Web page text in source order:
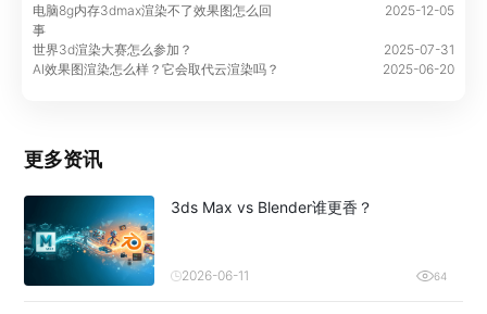
电脑8g内存3dmax渲染不了效果图怎么回
事
2025-12-05
世界3d渲染大赛怎么参加？
2025-07-31
AI效果图渲染怎么样？它会取代云渲染吗？
2025-06-20
更多资讯
3ds Max vs Blender谁更香？
2026-06-11 64